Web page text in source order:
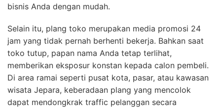
bisnis Anda dengan mudah.
Selain itu, plang toko merupakan media promosi 24
jam yang tidak pernah berhenti bekerja. Bahkan saat
toko tutup, papan nama Anda tetap terlihat,
memberikan eksposur konstan kepada calon pembeli.
Di area ramai seperti pusat kota, pasar, atau kawasan
wisata Jepara, keberadaan plang yang mencolok
dapat mendongkrak traffic pelanggan secara